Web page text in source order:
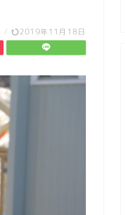
/ 2019年11月18日